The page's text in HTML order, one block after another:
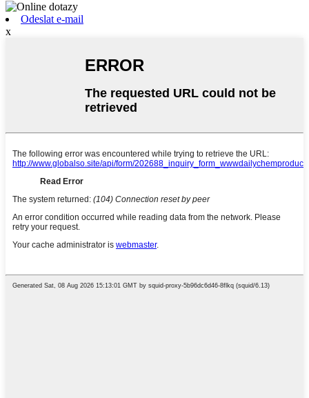
Odeslat e-mail
x